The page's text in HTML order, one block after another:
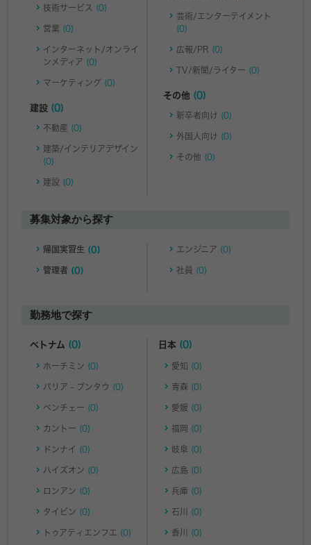
技術サービス (0)
営業 (0)
インターネット/オンライ
ンメディア (0)
マーケティング (0)
建設 (0)
不動産 (0)
建築/インテリアデザイン
(0)
建設 (0)
芸術/エンターテイメント
(0)
広報/PR (0)
TV/新聞/ライター (0)
その他 (0)
新卒者向け (0)
外国人向け (0)
その他 (0)
募集対象から探す
帰国実習生 (0)
管理者 (0)
エンジニア (0)
社員 (0)
勤務地で探す
ベトナム (0)
ホーチミン (0)
バリア - ブンタウ (0)
ベンチェー (0)
カントー (0)
ドンナイ (0)
ハイズオン (0)
ロンアン (0)
タイビン (0)
トゥアティエンフエ (0)
日本 (0)
愛知 (0)
青森 (0)
愛媛 (0)
福岡 (0)
岐阜 (0)
広島 (0)
兵庫 (0)
石川 (0)
香川 (0)